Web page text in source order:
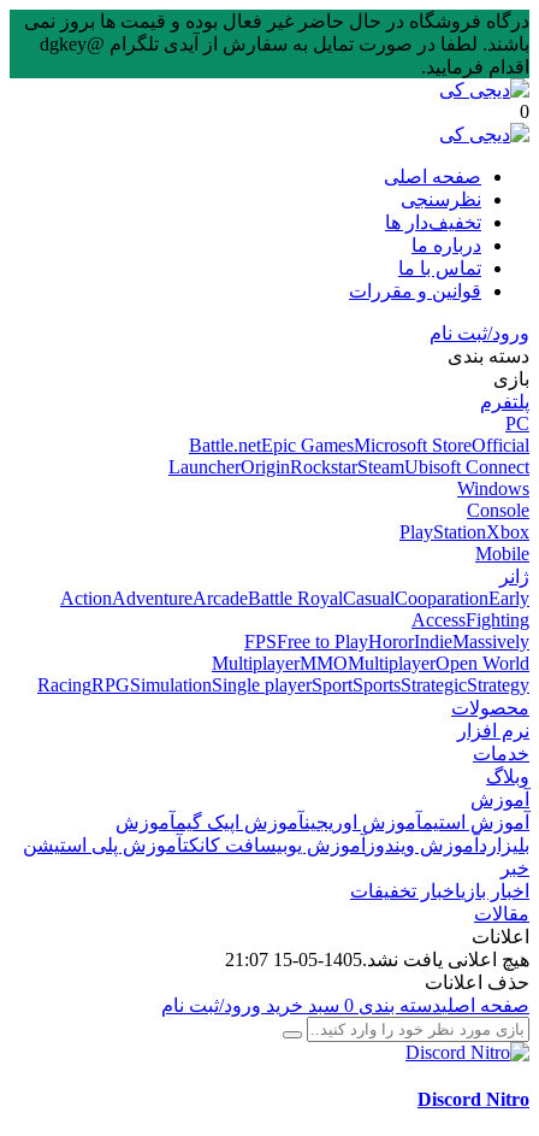
درگاه فروشگاه در حال حاضر غیر فعال بوده و قیمت ها بروز نمی
باشند. لطفا در صورت تمایل به سفارش از آیدی تلگرام @dgkey
اقدام فرمایید.
0
صفحه اصلی
نظرسنجی
تخفیف‌دار ها
درباره ما
تماس با ما
قوانین و مقررات
ورود/ثبت نام
دسته بندی
بازی
پلتفرم
PC
Battle.netEpic GamesMicrosoft StoreOfficial
LauncherOriginRockstarSteamUbisoft Connect
Windows
Console
PlayStationXbox
Mobile
ژانر
ActionAdventureArcadeBattle RoyalCasualCooparationEarly
AccessFighting
FPSFree to PlayHororIndieMassively
MultiplayerMMOMultiplayerOpen World
RacingRPGSimulationSingle playerSportSportsStrategicStrategy
محصولات
نرم افزار
خدمات
وبلاگ
آموزش
آموزش استیمآموزش اوریجینآموزش اپیک گیمآموزش
بلیزارد آموزش ویندوز آموزش یوبیسافت کانکتآموزش پلی استیشن
خبر
اخبار بازیاخبار تخفیفات
مقالات
اعلانات
هیچ اعلانی یافت نشد.1405-05-15 21:07
حذف اعلانات
صفحه اصلیدسته بندی 0 سبد خرید ورود/ثبت نام
Discord Nitro